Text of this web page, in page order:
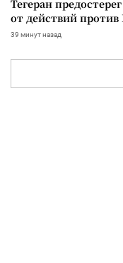
Тегеран
от действий против
39 минут назад